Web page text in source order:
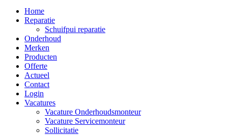
Home
Reparatie
Schuifpui reparatie
Onderhoud
Merken
Producten
Offerte
Actueel
Contact
Login
Vacatures
Vacature Onderhoudsmonteur
Vacature Servicemonteur
Sollicitatie